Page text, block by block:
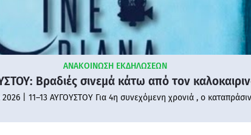
ΑΝΑΚΟΙΝΩΣΗ ΕΚΔΗΛΩΣΕΩΝ
Βραδιές σινεμά κάτω από τον
2026 | 11–13 ΑΥΓΟΥΣΤΟΥ Για 4η συνεχόμενη χρονιά , ο